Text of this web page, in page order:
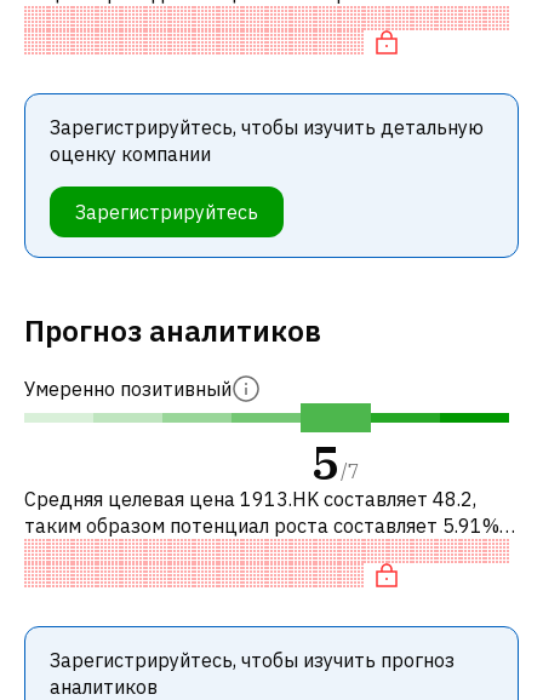
аналогичными акциями. В частности, акция
компании разумно оценена по P/E, спр
Зарегистрируйтесь, чтобы изучить детальную
оценку компании
Зарегистрируйтесь
Прогноз аналитиков
Умеренно позитивный
5 /7
Средняя целевая цена 1913.HK составляет 48.2,
таким образом потенциал роста составляет 5.91%.
Обычно это означает рекомендацию «ДЕРЖАТЬ»
среди инвестиционных компаний. Эт
Зарегистрируйтесь, чтобы изучить прогноз
аналитиков